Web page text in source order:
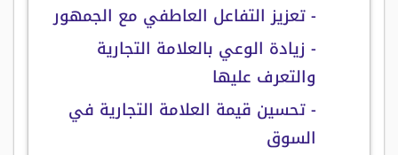
- تعزيز التفاعل العاطفي مع الجمهور
- زيادة الوعي بالعلامة التجارية
والتعرف عليها
- تحسين قيمة العلامة التجارية في
السوق